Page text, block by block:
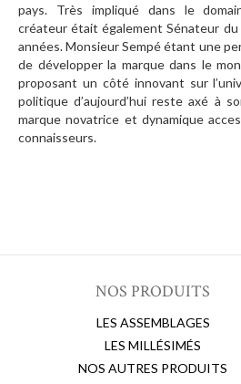
pays. Très impliqué dans le
créateur était également Sénateur
années. Monsieur Sempé étant une
de développer la marque dans le
proposant un côté innovant sur
politique d’aujourd’hui reste axé à
marque novatrice et dynamique
connaisseurs.
NOS PRODUITS
LES ASSEMBLAGES
LES MILLÉSIMÉS
NOS AUTRES PRODUITS